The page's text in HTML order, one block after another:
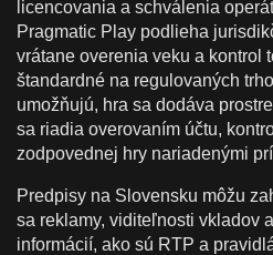
licencovania a schválenia
Pragmatic Play podlieha
vrátane overenia veku a kontrol
štandardné na regulovaných
umožňujú, hra sa dodáva
sa riadia overovaním účtu,
zodpovednej hry nariadenými
Predpisy na Slovensku môžu
sa reklamy, viditeľnosti vkladov
informácií, ako sú RTP a